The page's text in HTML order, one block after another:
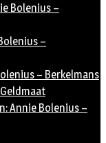
Bolenius –
–
– Berkelmans
Annie Bolenius –